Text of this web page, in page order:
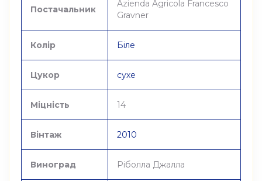
Постачальник
Azienda Agricola Francesco
Gravner
Колір Біле
Цукор сухе
Міцність 14
Вінтаж 2010
Виноград Ріболла Джалла